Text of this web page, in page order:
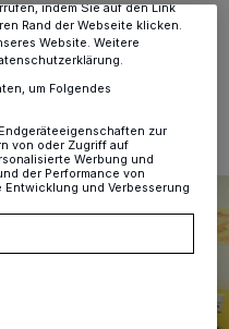
indem Sie auf den Link
Rand der Webseite klicken.
Website. Weitere
um Folgendes
zur
von oder Zugriff auf
Werbung und
der Performance von
und Verbesserung